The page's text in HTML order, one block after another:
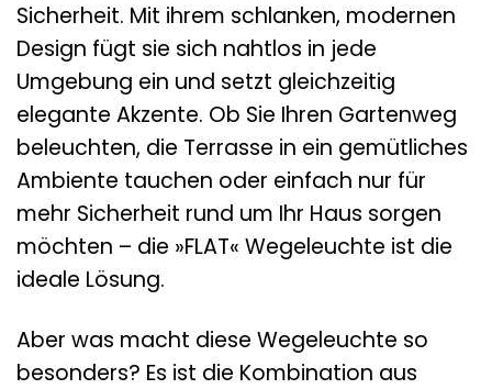
Sicherheit. Mit ihrem schlanken, modernen
Design fügt sie sich nahtlos in jede
Umgebung ein und setzt gleichzeitig
elegante Akzente. Ob Sie Ihren Gartenweg
beleuchten, die Terrasse in ein gemütliches
Ambiente tauchen oder einfach nur für
mehr Sicherheit rund um Ihr Haus sorgen
möchten – die »FLAT« Wegeleuchte ist die
ideale Lösung.
Aber was macht diese Wegeleuchte so
besonders? Es ist die Kombination aus